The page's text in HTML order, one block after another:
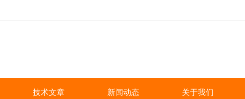
技术文章 新闻动态 关于我们